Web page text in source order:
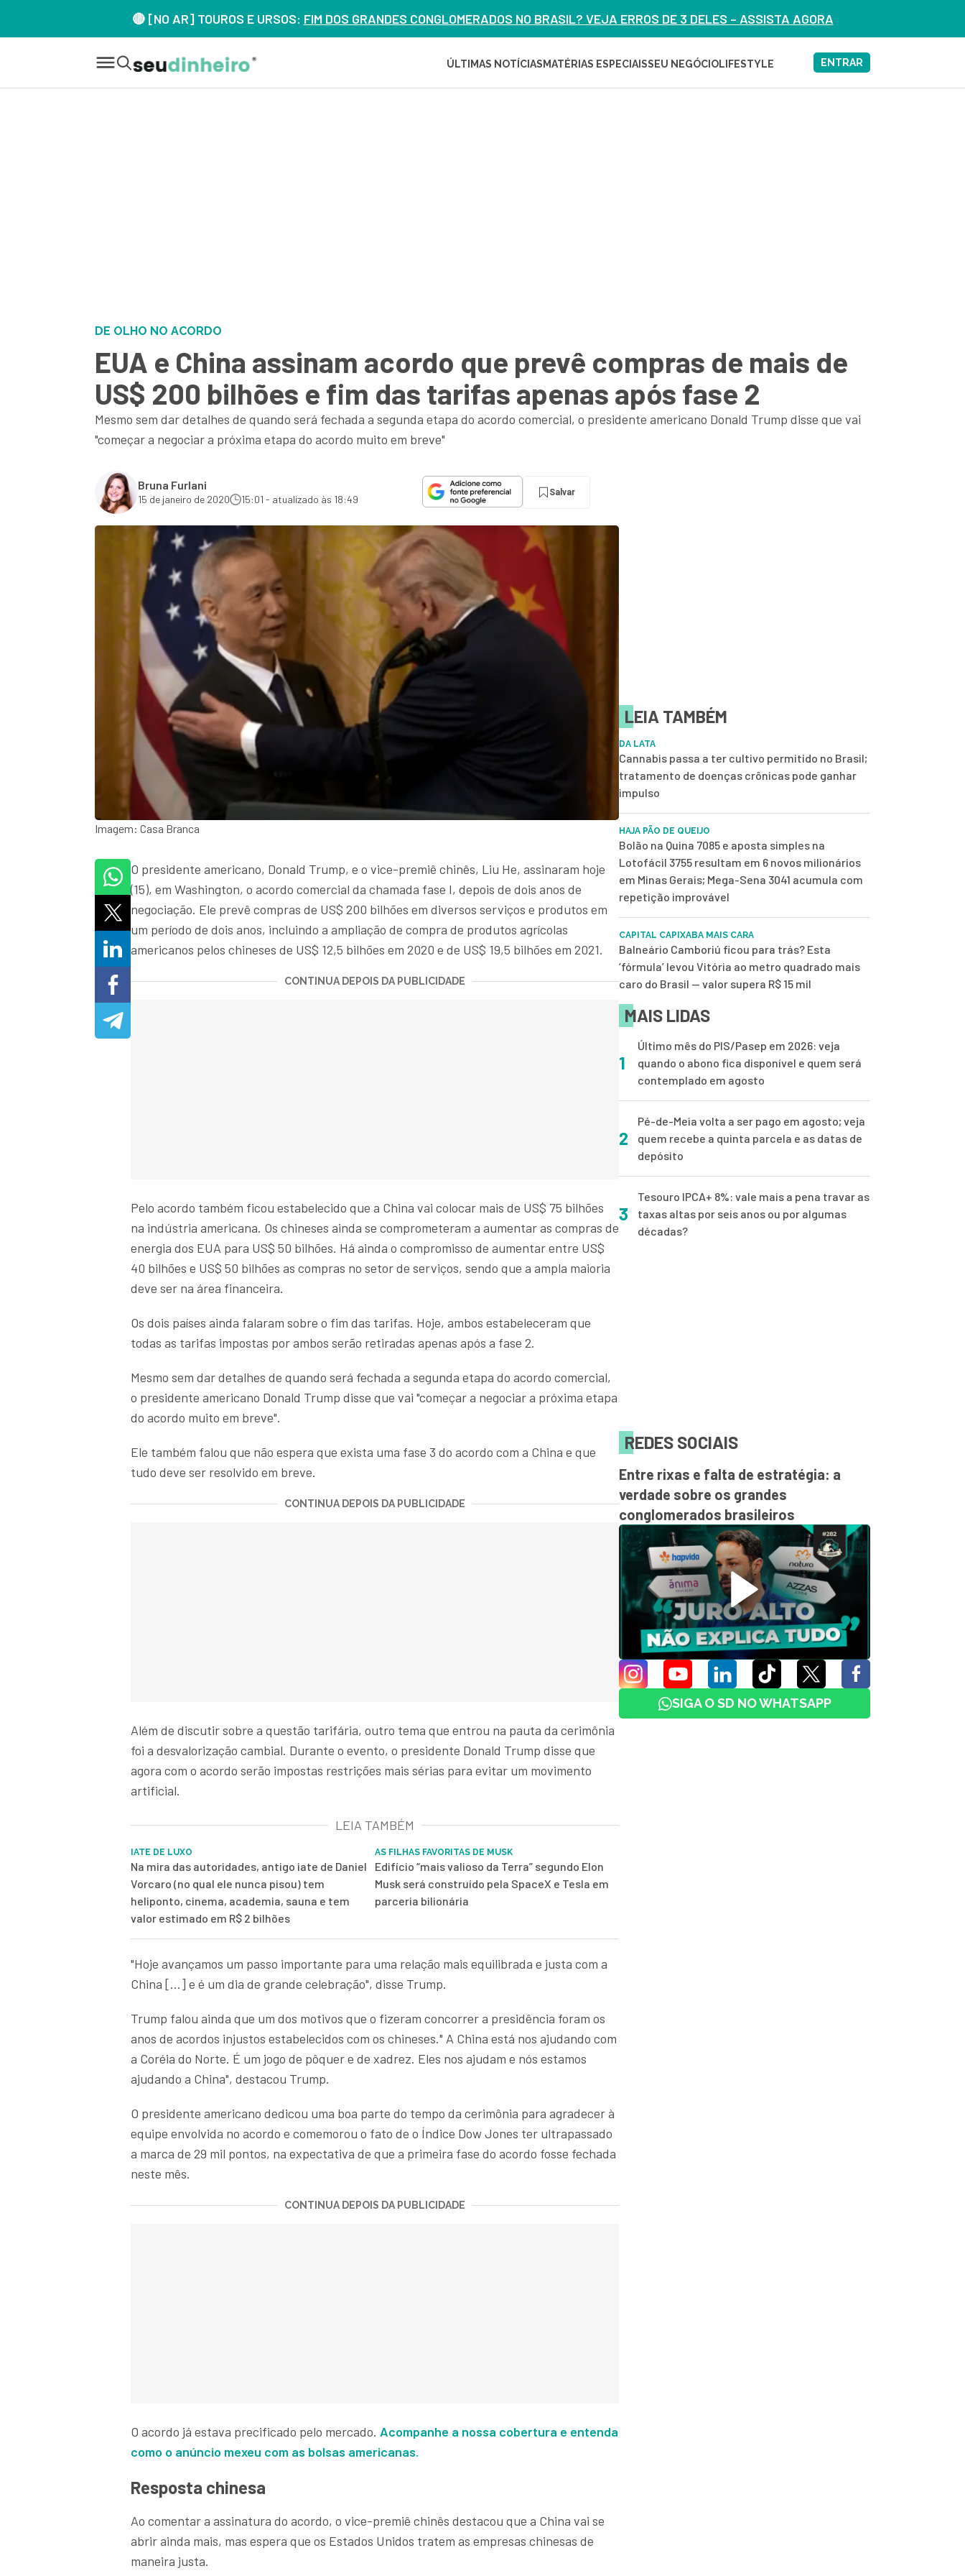
🔴 [NO AR] TOUROS E URSOS: FIM DOS GRANDES CONGLOMERADOS NO BRASIL? VEJA ERROS DE 3 DELES – ASSISTA AGORA
ÚLTIMAS NOTÍCIAS MATÉRIAS ESPECIAISSEU NEGÓCIOLIFESTYLE ENTRAR
DE OLHO NO ACORDO
EUA e China assinam acordo que prevê compras de mais de
US$ 200 bilhões e fim das tarifas apenas após fase 2
Mesmo sem dar detalhes de quando será fechada a segunda etapa do acordo comercial, o presidente americano Donald Trump disse que vai
"começar a negociar a próxima etapa do acordo muito em breve"
Bruna Furlani
15 de janeiro de 2020 15:01 - atualizado às 18:49
Salvar
Imagem: Casa Branca
O presidente americano, Donald Trump, e o vice-premiê chinês, Liu He, assinaram hoje
(15), em Washington, o acordo comercial da chamada fase I, depois de dois anos de
negociação. Ele prevê compras de US$ 200 bilhões em diversos serviços e produtos em
um período de dois anos, incluindo a ampliação de compra de produtos agrícolas
americanos pelos chineses de US$ 12,5 bilhões em 2020 e de US$ 19,5 bilhões em 2021.
CONTINUA DEPOIS DA PUBLICIDADE
Pelo acordo também ficou estabelecido que a China vai colocar mais de US$ 75 bilhões
na indústria americana. Os chineses ainda se comprometeram a aumentar as compras de
energia dos EUA para US$ 50 bilhões. Há ainda o compromisso de aumentar entre US$
40 bilhões e US$ 50 bilhões as compras no setor de serviços, sendo que a ampla maioria
deve ser na área financeira.
Os dois países ainda falaram sobre o fim das tarifas. Hoje, ambos estabeleceram que
todas as tarifas impostas por ambos serão retiradas apenas após a fase 2.
Mesmo sem dar detalhes de quando será fechada a segunda etapa do acordo comercial,
o presidente americano Donald Trump disse que vai "começar a negociar a próxima etapa
do acordo muito em breve".
Ele também falou que não espera que exista uma fase 3 do acordo com a China e que
tudo deve ser resolvido em breve.
CONTINUA DEPOIS DA PUBLICIDADE
Além de discutir sobre a questão tarifária, outro tema que entrou na pauta da cerimônia
foi a desvalorização cambial. Durante o evento, o presidente Donald Trump disse que
agora com o acordo serão impostas restrições mais sérias para evitar um movimento
artificial.
LEIA TAMBÉM
IATE DE LUXO
Na mira das autoridades, antigo iate de Daniel
Vorcaro (no qual ele nunca pisou) tem
heliponto, cinema, academia, sauna e tem
valor estimado em R$ 2 bilhões
AS FILHAS FAVORITAS DE MUSK
Edifício “mais valioso da Terra” segundo Elon
Musk será construído pela SpaceX e Tesla em
parceria bilionária
"Hoje avançamos um passo importante para uma relação mais equilibrada e justa com a
China [...] e é um dia de grande celebração", disse Trump.
Trump falou ainda que um dos motivos que o fizeram concorrer a presidência foram os
anos de acordos injustos estabelecidos com os chineses." A China está nos ajudando com
a Coréia do Norte. É um jogo de pôquer e de xadrez. Eles nos ajudam e nós estamos
ajudando a China", destacou Trump.
O presidente americano dedicou uma boa parte do tempo da cerimônia para agradecer à
equipe envolvida no acordo e comemorou o fato de o Índice Dow Jones ter ultrapassado
a marca de 29 mil pontos, na expectativa de que a primeira fase do acordo fosse fechada
neste mês.
CONTINUA DEPOIS DA PUBLICIDADE
O acordo já estava precificado pelo mercado. Acompanhe a nossa cobertura e entenda
como o anúncio mexeu com as bolsas americanas.
Resposta chinesa
Ao comentar a assinatura do acordo, o vice-premiê chinês destacou que a China vai se
abrir ainda mais, mas espera que os Estados Unidos tratem as empresas chinesas de
maneira justa.
LEIA TAMBÉM
DA LATA
Cannabis passa a ter cultivo permitido no Brasil;
tratamento de doenças crônicas pode ganhar
impulso
HAJA PÃO DE QUEIJO
Bolão na Quina 7085 e aposta simples na
Lotofácil 3755 resultam em 6 novos milionários
em Minas Gerais; Mega-Sena 3041 acumula com
repetição improvável
CAPITAL CAPIXABA MAIS CARA
Balneário Camboriú ficou para trás? Esta
‘fórmula’ levou Vitória ao metro quadrado mais
caro do Brasil — valor supera R$ 15 mil
MAIS LIDAS
1
Último mês do PIS/Pasep em 2026: veja
quando o abono fica disponível e quem será
contemplado em agosto
2
Pé-de-Meia volta a ser pago em agosto; veja
quem recebe a quinta parcela e as datas de
depósito
3
Tesouro IPCA+ 8%: vale mais a pena travar as
taxas altas por seis anos ou por algumas
décadas?
REDES SOCIAIS
Entre rixas e falta de estratégia: a
verdade sobre os grandes
conglomerados brasileiros
SIGA O SD NO WHATSAPP